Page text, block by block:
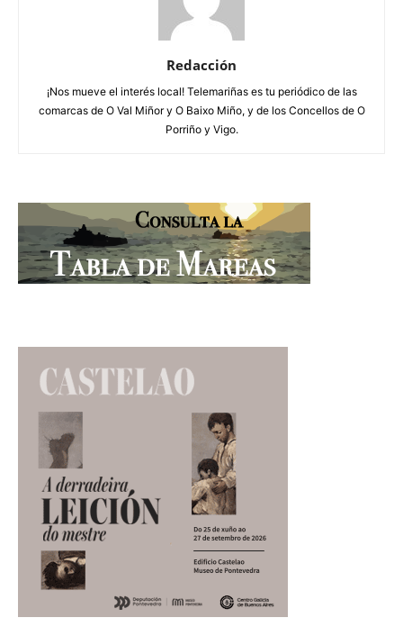
Redacción
¡Nos mueve el interés local! Telemariñas es tu periódico de las
comarcas de O Val Miñor y O Baixo Miño, y de los Concellos de O
Porriño y Vigo.